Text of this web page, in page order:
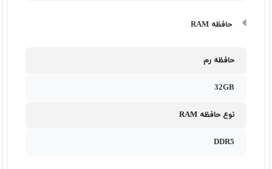
حافظه RAM
حافظه رم
32GB
نوع حافظه RAM
DDR5